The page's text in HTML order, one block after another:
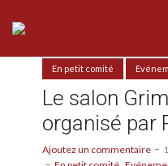
En petit comité
Le salon
organisé par
Ajoutez un commentaire